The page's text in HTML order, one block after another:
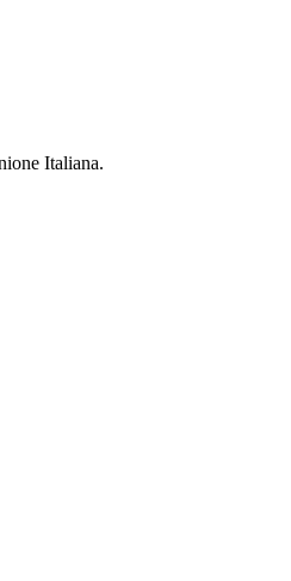
Italiana.